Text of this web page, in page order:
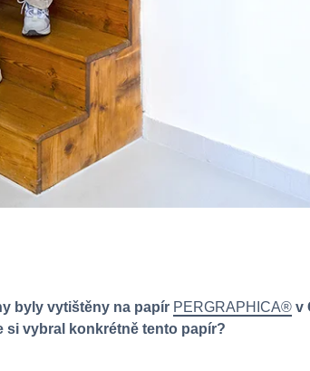
byly vytištěny na papír PERGRAPHICA® v
si vybral konkrétně tento papír?